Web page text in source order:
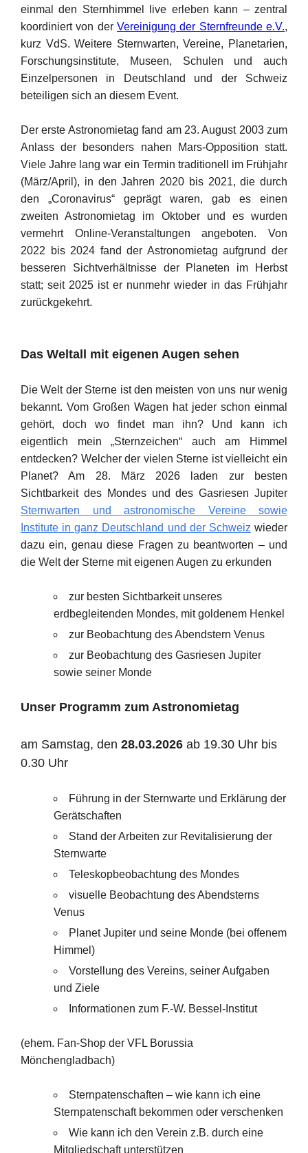
einmal den Sternhimmel live erleben kann – zentral
koordiniert von der Vereinigung der Sternfreunde e.V.,
kurz VdS. Weitere Sternwarten, Vereine, Planetarien,
Forschungsinstitute, Museen, Schulen und auch
Einzelpersonen in Deutschland und der Schweiz
beteiligen sich an diesem Event.
Der erste Astronomietag fand am 23. August 2003 zum
Anlass der besonders nahen Mars-Opposition statt.
Viele Jahre lang war ein Termin traditionell im Frühjahr
(März/April), in den Jahren 2020 bis 2021, die durch
den „Coronavirus“ geprägt waren, gab es einen
zweiten Astronomietag im Oktober und es wurden
vermehrt Online-Veranstaltungen angeboten. Von
2022 bis 2024 fand der Astronomietag aufgrund der
besseren Sichtverhältnisse der Planeten im Herbst
statt; seit 2025 ist er nunmehr wieder in das Frühjahr
zurückgekehrt.
Das Weltall mit eigenen Augen sehen
Die Welt der Sterne ist den meisten von uns nur wenig
bekannt. Vom Großen Wagen hat jeder schon einmal
gehört, doch wo findet man ihn? Und kann ich
eigentlich mein „Sternzeichen“ auch am Himmel
entdecken? Welcher der vielen Sterne ist vielleicht ein
Planet? Am 28. März 2026 laden zur besten
Sichtbarkeit des Mondes und des Gasriesen Jupiter
Sternwarten und astronomische Vereine sowie
Institute in ganz Deutschland und der Schweiz wieder
dazu ein, genau diese Fragen zu beantworten – und
die Welt der Sterne mit eigenen Augen zu erkunden
zur besten Sichtbarkeit unseres
erdbegleitenden Mondes, mit goldenem Henkel
zur Beobachtung des Abendstern Venus
zur Beobachtung des Gasriesen Jupiter
sowie seiner Monde
Unser Programm zum Astronomietag
am Samstag, den 28.03.2026 ab 19.30 Uhr bis
0.30 Uhr
Führung in der Sternwarte und Erklärung der
Gerätschaften
Stand der Arbeiten zur Revitalisierung der
Sternwarte
Teleskopbeobachtung des Mondes
visuelle Beobachtung des Abendsterns
Venus
Planet Jupiter und seine Monde (bei offenem
Himmel)
Vorstellung des Vereins, seiner Aufgaben
und Ziele
Informationen zum F.-W. Bessel-Institut
(ehem. Fan-Shop der VFL Borussia
Mönchengladbach)
Sternpatenschaften – wie kann ich eine
Sternpatenschaft bekommen oder verschenken
Wie kann ich den Verein z.B. durch eine
Mitgliedschaft unterstützen